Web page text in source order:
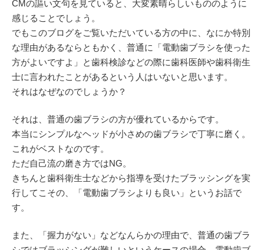
CMの謳い文句を見ていると、大変素晴らしいもののように
感じることでしょう。
でもこのブログをご覧いただいている方の中に、なにか特別
な理由があるならともかく、普通に「電動歯ブラシを使った
方がよいですよ」と歯科検診などの際に歯科医師や歯科衛生
士に言われたことがあるという人はいないと思います。
それはなぜなのでしょうか？
それは、普通の歯ブラシの方が優れているからです。
本当にシンプルなヘッドが小さめの歯ブラシで丁寧に磨く。
これがベストなのです。
ただ自己流の磨き方ではNG。
きちんと歯科衛生士などから指導を受けたブラッシングを実
行してこその、「電動歯ブラシよりも良い」というお話で
す。
また、「握力がない」などなんらかの理由で、普通の歯ブラ